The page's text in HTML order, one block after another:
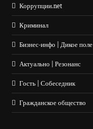
Коррупции.net
Криминал
Бизнес-инфо | Дикое поле
Актуально | Резонанс
Гость | Собеседник
Гражданское общество